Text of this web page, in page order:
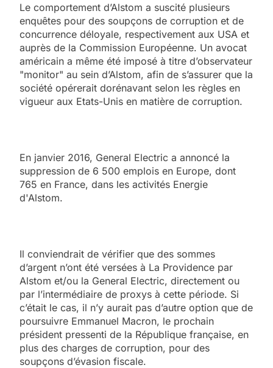
Le comportement d’Alstom a suscité plusieurs
enquêtes pour des soupçons de corruption et de
concurrence déloyale, respectivement aux USA et
auprès de la Commission Européenne. Un avocat
américain a même été imposé à titre d’observateur
"monitor" au sein d’Alstom, afin de s’assurer que la
société opérerait dorénavant selon les règles en
vigueur aux Etats-Unis en matière de corruption.
En janvier 2016, General Electric a annoncé la
suppression de 6 500 emplois en Europe, dont
765 en France, dans les activités Energie
d'Alstom.
Il conviendrait de vérifier que des sommes
d’argent n’ont été versées à La Providence par
Alstom et/ou la General Electric, directement ou
par l’intermédiaire de proxys à cette période. Si
c’était le cas, il n’y aurait pas d’autre option que de
poursuivre Emmanuel Macron, le prochain
président pressenti de la République française, en
plus des charges de corruption, pour des
soupçons d’évasion fiscale.